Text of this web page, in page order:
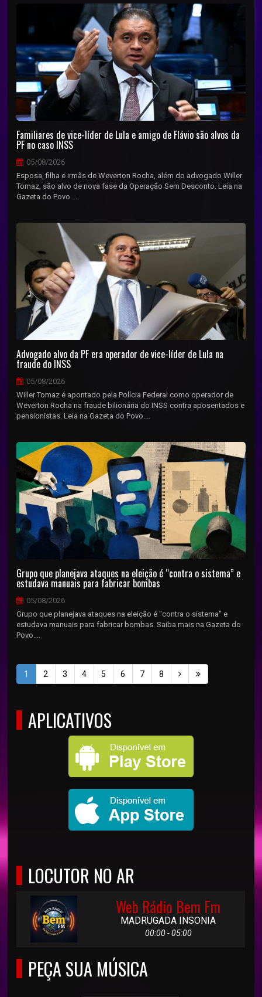
Familiares de vice-líder de Lula e amigo de Flávio são alvos da
PF no caso INSS
05/08/2026
Esposa, filha e irmãs de Weverton Rocha, além do advogado Willer
Tomaz, são alvo de nova fase da Operação Sem Desconto. Leia na
Gazeta do Povo....
Advogado alvo da PF era operador de vice-líder de Lula na
fraude do INSS
05/08/2026
Willer Tomaz é apontado pela Polícia Federal como operador de
Weverton Rocha na fraude bilionária do INSS contra aposentados e
pensionistas. Leia na Gazeta do Povo....
Grupo que planejava ataques na eleição é “contra o sistema” e
estudava manuais para fabricar bombas
05/08/2026
Grupo que planejava ataques na eleição é "contra o sistema" e
estudava manuais para fabricar bombas. Saiba mais na Gazeta do
Povo....
1 2 3 4 5 6 7 8
APLICATIVOS
LOCUTOR NO AR
Web Rádio Bem Fm
MADRUGADA INSONIA
00:00 - 05:00
PEÇA SUA MÚSICA